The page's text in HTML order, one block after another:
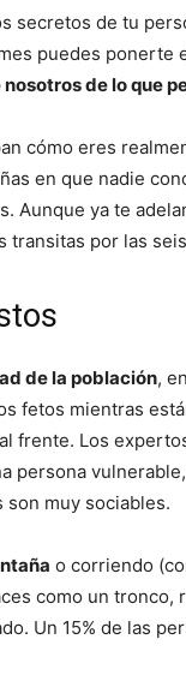
secretos de tu
puedes ponerte
de lo que
cómo eres
en que nadie
Aunque ya te
por las
de la población,
fetos mientras
frente. Los
persona
son muy sociables.
o corriendo
como un tronco,
Un 15% de las